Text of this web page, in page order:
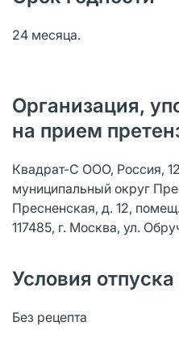
24 месяца.
Организация,
на прием
Квадрат-С ООО, Россия,
муниципальный округ
Пресненская, д. 12,
117485, г. Москва, ул.
Условия отпуска
Без рецепта